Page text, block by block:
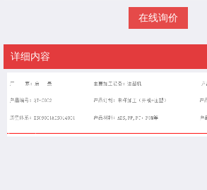
在线询价
详细内容